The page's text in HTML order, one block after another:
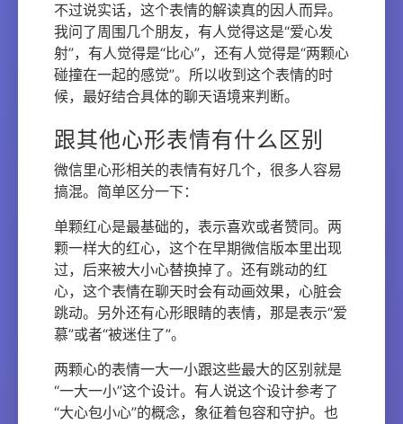
不过说实话，这个表情的解读真的因人而异。
我问了周围几个朋友，有人觉得这是“爱心发
射”，有人觉得是“比心”，还有人觉得是“两颗心
碰撞在一起的感觉”。所以收到这个表情的时
候，最好结合具体的聊天语境来判断。
跟其他心形表情有什么区别
微信里心形相关的表情有好几个，很多人容易
搞混。简单区分一下：
单颗红心是最基础的，表示喜欢或者赞同。两
颗一样大的红心，这个在早期微信版本里出现
过，后来被大小心替换掉了。还有跳动的红
心，这个表情在聊天时会有动画效果，心脏会
跳动。另外还有心形眼睛的表情，那是表示“爱
慕”或者“被迷住了”。
两颗心的表情一大一小跟这些最大的区别就是
“一大一小”这个设计。有人说这个设计参考了
“大心包小心”的概念，象征着包容和守护。也